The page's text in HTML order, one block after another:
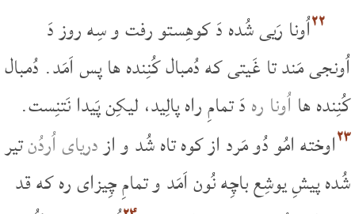
۲۲اُونا رَیی شُده دَ کوهِستو رفت و سِه روز دَ
اُونجی مَند تا غَیتی که دُمبال کُنِنده ها پس اَمَد. دُمبال
کُنِنده ها اُونا رهدَ تمامِ راه پالِید، لیکِن پَیدا نَتنِست.
۲۳اوخته امُو دُو مَرد از کوه تاه شُد و ازدریای اُردُنتیر
شُده پیشِ یوشِع باچِه نُون اَمَد و تمامِ چِیزای ره که قد